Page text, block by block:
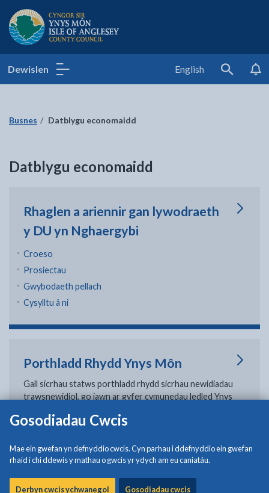
Gosodiadau Cwcis
Mae ein gwefan yn defnyddio cwcis. Cyn parhau i ddefnyddio ein gwefan
rhaid i chi ddewis y mathau o gwcis yr ydych am eu caniatáu.
Derbyn cwcis ychwanegol Gosodiadau cwcis
Cyngor Sir Ynys Môn
Dewislen English
Search
Busnes Datblygu economaidd
Datblygu economaidd
Rhaglen a ariennir gan lywodraeth
y DU yn Nghaergybi
Croeso
Prosiectau
Gwybodaeth pellach
Cysylltu â ni
Porthladd Rhydd Ynys Môn
Gall sicrhau statws porthladd rhydd sicrhau newidiadau
trawsnewidiol, go iawn ar gyfer cymunedau ledled Ynys
Cronfa Ffyniant Gyffredin y DU:
Ynys Môn (SPF)